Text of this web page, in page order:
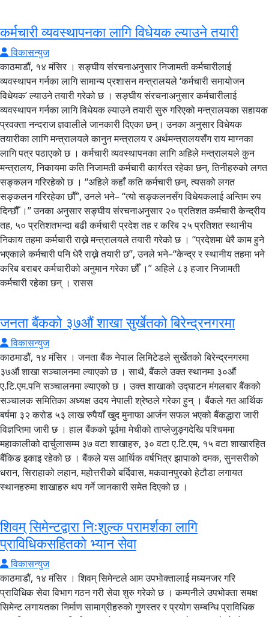
कर्मचारी व्यवस्थापनका लागि विधेयक ल्याउने तयारी
विकासन्युज
काठमाडौं, १४ मंसिर । सङ्घीय संरचनाअनुसार निजामती कर्मचारीलाई
व्यवस्थापन गर्नका लागि सामान्य प्रशासन मन्त्रालयले ‘कर्मचारी समायोजन
विधेयक’ ल्याउने तयारी गरेको छ । सङ्घीय संरचनाअनुसार कर्मचारीलाई
व्यवस्थापन गर्नका लागि विधेयक ल्याउने तयारी सुरु गरिएको मन्त्रालयका सहायक
प्रवक्ता नन्दराज ज्ञवालीले जानकारी दिएका छन्। उनका अनुसार विधेयक
तयारीका लागि मन्त्रालयले कानुन मन्त्रालय र अर्थमन्त्रालयसँग राय माग्नका
लागि पत्र पठाएको छ । कर्मचारी व्यवस्थापनका लागि अहिले मन्त्रालयले कुन
मन्त्रालय, निकायमा कति निजामती कर्मचारी कार्यरत रहेका छन्, तिनीहरुको लगत
सङ्कलन गरिरहेको छ । ‘‘अहिले कहाँ कति कर्मचारी छन्, त्यसको लगत
सङ्कलन गरिरहेका छौँ’’, उनले भने– ‘‘त्यो सङ्कलनसँग विधेयकलाई अन्तिम रुप
दिन्छौँ ।’’ उनका अनुसार सङ्घीय संरचनाअनुसार २० प्रतिशत कर्मचारी केन्द्रीय
तह, ५० प्रतिशतभन्दा बढी कर्मचारी प्रदेश तह र करिब २५ प्रतिशत स्थानीय
निकाय तहमा कर्मचारी राख्ने मन्त्रालयले तयारी गरेको छ । ‘‘प्रदेशमा धेरै काम हुने
भएकाले कर्मचारी पनि धेरै राख्ने तयारी छ’’, उनले भने–‘‘केन्द्र र स्थानीय तहमा भने
करिब बराबर कर्मचारीको अनुमान गरेका छौँ ।” अहिले ८३ हजार निजामती
कर्मचारी रहेका छन् । रासस
जनता बैंकको ३७औं शाखा सुर्खेतको बिरेन्द्रनगरमा
विकासन्युज
काठमाडौं, १४ मंसिर । जनता बैंक नेपाल लिमिटेडले सुर्खेतको बिरेन्द्रनगरमा
३७औं शाखा सञ्चालनमा ल्याएको छ । साथै, बैंकले उक्त स्थानमा ३०औं
ए.टि.एम.पनि सञ्चालनमा ल्याएको छ । उक्त शाखाको उद्घाटन मंगलबार बैंकको
सञ्चालक समितिका अध्यक्ष उदय नेपाली श्रेष्ठले गरेका हुन् । बैंकले गत आर्थिक
बर्षमा ३२ करोड ५३ लाख रुपैयाँ खुद मुनाफा आर्जन सफल भएको बैंकद्धारा जारी
विज्ञप्तिमा जारी छ । हाल बैंकको पूर्वमा मेचीको ताप्लेजुङ्गदेखि पश्चिममा
महाकालीको दार्चुलासम्म ३७ वटा शाखाहरु, ३० वटा ए.टि.एम, १५ वटा शाखारहित
बैंकिङ इकाइ रहेको छ । बैंकले यस आर्थिक वर्षभित्र झापाको दमक, सुनसरीको
धरान, सिराहाको लहान, महोत्तरीको बर्दिवास, मकवानपुरको हेटौडा लगायत
स्थानहरुमा शाखाहरु थप गर्ने जानकारी समेत दिएको छ ।
शिवम् सिमेन्टद्वारा निःशुल्क परामर्शका लागि
प्राविधिकसहितको भ्यान सेवा
विकासन्युज
काठमाडौं, १४ मंसिर । शिवम् सिमेन्टले आम उपभोक्तालाई मध्यनजर गरि
प्राविधिक सेवा विभाग गठन गरी सेवा शुरु गरेको छ । कम्पनीले उपभोक्ता समक्ष
सिमेन्ट लगायतका निर्माण सामाग्रीहरुको गुणस्तर र प्रयोग सम्बन्धि प्राविधिक